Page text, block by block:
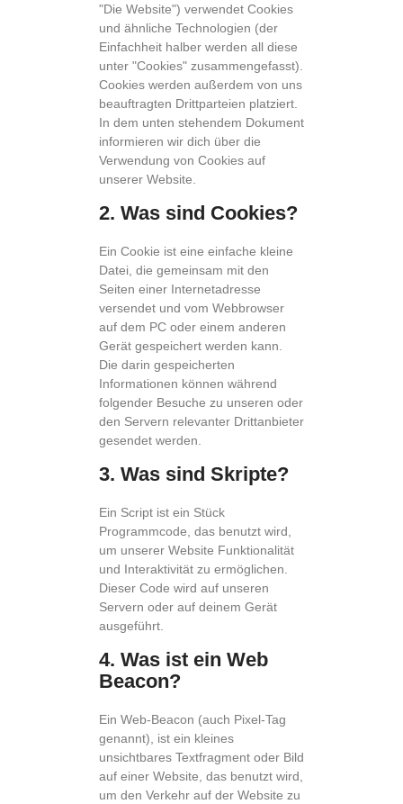
"Die Website") verwendet Cookies
und ähnliche Technologien (der
Einfachheit halber werden all diese
unter "Cookies" zusammengefasst).
Cookies werden außerdem von uns
beauftragten Drittparteien platziert.
In dem unten stehendem Dokument
informieren wir dich über die
Verwendung von Cookies auf
unserer Website.
2. Was sind Cookies?
Ein Cookie ist eine einfache kleine
Datei, die gemeinsam mit den
Seiten einer Internetadresse
versendet und vom Webbrowser
auf dem PC oder einem anderen
Gerät gespeichert werden kann.
Die darin gespeicherten
Informationen können während
folgender Besuche zu unseren oder
den Servern relevanter Drittanbieter
gesendet werden.
3. Was sind Skripte?
Ein Script ist ein Stück
Programmcode, das benutzt wird,
um unserer Website Funktionalität
und Interaktivität zu ermöglichen.
Dieser Code wird auf unseren
Servern oder auf deinem Gerät
ausgeführt.
4. Was ist ein Web
Beacon?
Ein Web-Beacon (auch Pixel-Tag
genannt), ist ein kleines
unsichtbares Textfragment oder Bild
auf einer Website, das benutzt wird,
um den Verkehr auf der Website zu